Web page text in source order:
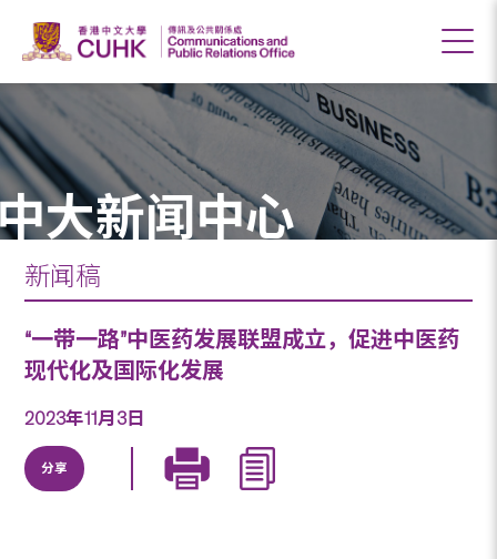
大新闻中心
新闻稿
“一带一路”中医药发展联盟成立，促进中医药
现代化及国际化发展
2023年11月3日
分享